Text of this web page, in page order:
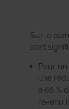
Sur le
sont
Pour
une
à 66 %
revenu